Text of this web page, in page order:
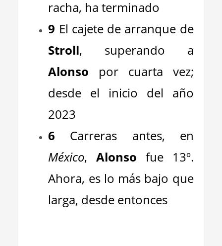
racha, ha terminado
9 El cajete de arranque de
Stroll, superando a
Alonso por cuarta vez;
desde el inicio del año
2023
6 Carreras antes, en
México,Alonso fue 13º.
Ahora, es lo más bajo que
larga, desde entonces